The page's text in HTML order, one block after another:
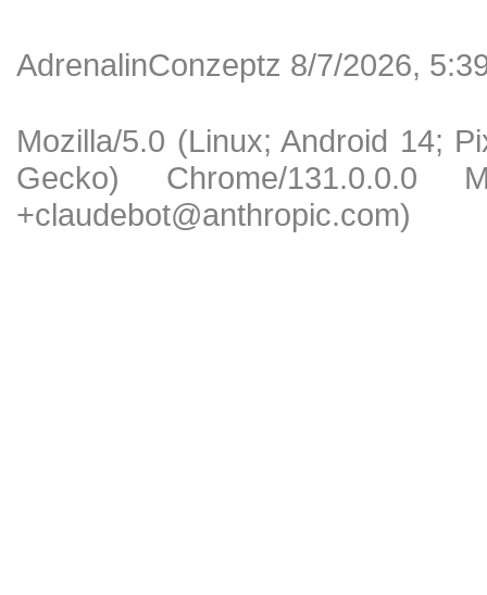
AdrenalinConzeptz 8/7/2026,
Mozilla/5.0 (Linux; Android 14;
Gecko) Chrome/131.0.0.0
+claudebot@anthropic.com)